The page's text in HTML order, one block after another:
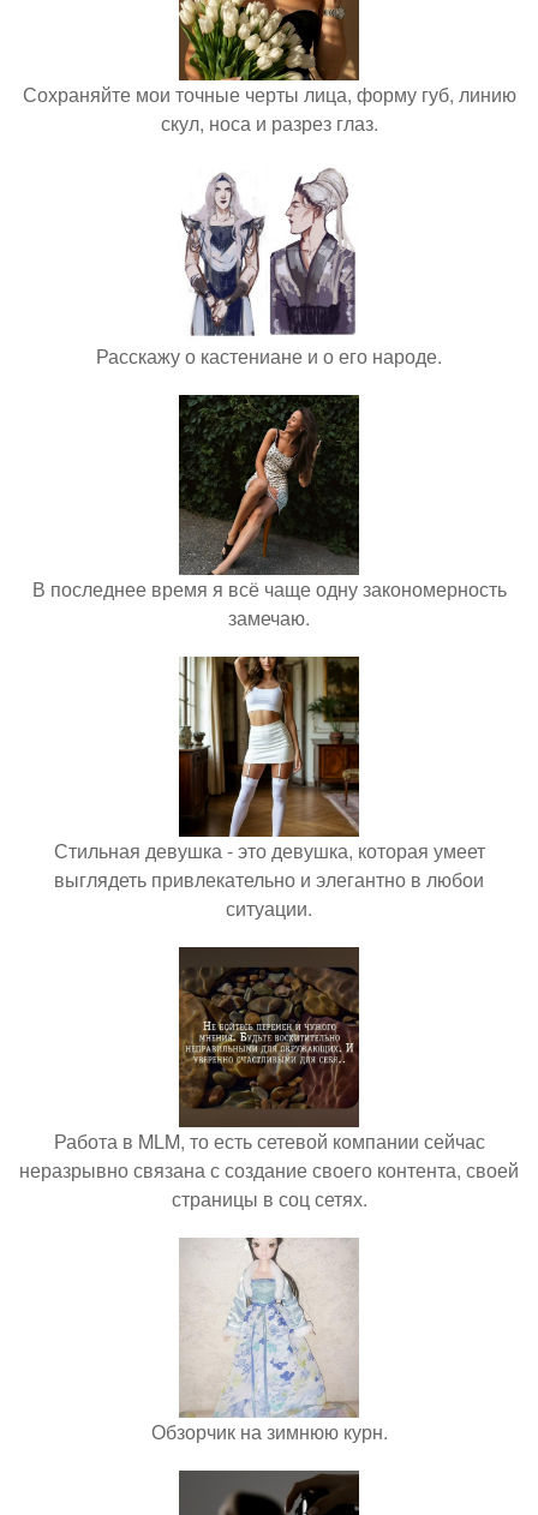
Сохраняйте мои точные черты лица, форму губ, линию
скул, носа и разрез глаз.
Расскажу о кастениане и о его народе.
В последнее время я всё чаще одну закономерность
замечаю.
Стильная девушка - это девушка, которая умеет
выглядеть привлекательно и элегантно в любои
ситуации.
Работа в MLM, то есть сетевой компании сейчас
неразрывно связана с создание своего контента, своей
страницы в соц сетях.
Обзорчик на зимнюю курн.